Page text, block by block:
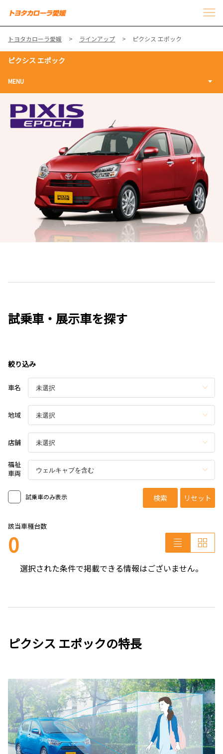
トヨタカローラ愛媛 ラインアップ ピクシス エポック
ピクシス エポック
MENU
試乗車・展示車を探す
絞り込み
車名
地域
店舗
福祉
車両
試乗車のみ表示 検索 リセット
該当車種台数
0
選択された条件で掲載できる情報はございません。
ピクシス エポックの特長